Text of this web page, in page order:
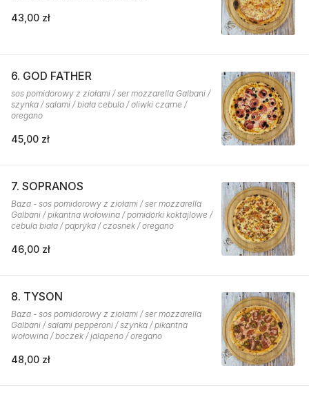
43,00 zł
6. GOD FATHER
sos pomidorowy z ziołami / ser mozzarella Galbani /
szynka / salami / biała cebula / oliwki czarne /
oregano
45,00 zł
7. SOPRANOS
Baza - sos pomidorowy z ziołami / ser mozzarella
Galbani / pikantna wołowina / pomidorki koktajlowe /
cebula biała / papryka / czosnek / oregano
46,00 zł
8. TYSON
Baza - sos pomidorowy z ziołami / ser mozzarella
Galbani / salami pepperoni / szynka / pikantna
wołowina / boczek / jalapeno / oregano
48,00 zł